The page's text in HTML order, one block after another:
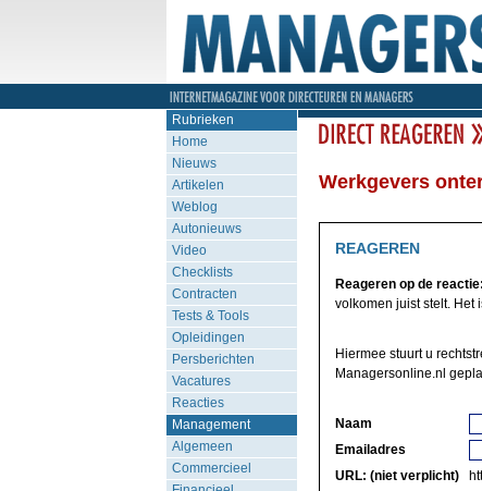
Rubrieken
Home
Nieuws
Artikelen
Weblog
Autonieuws
Video
Checklists
Contracten
Tests & Tools
Opleidingen
Persberichten
Vacatures
Reacties
Management
Algemeen
Commercieel
Werkgevers
REAGEREN
Reageren op de reactie:
volkomen juist stelt. Het
Hiermee stuurt u
Managersonline.nl
Naam
Emailadres
URL: (niet verplicht)